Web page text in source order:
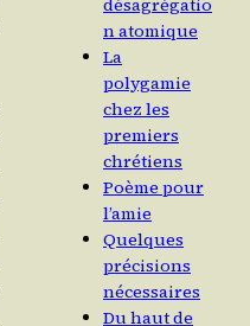
désagrégatio
n atomique
La
polygamie
chez les
premiers
chrétiens
Poème pour
l’amie
Quelques
précisions
nécessaires
Du haut de